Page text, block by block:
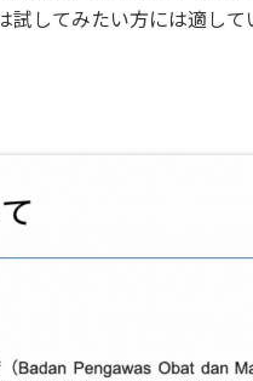
試してみたい方には適し